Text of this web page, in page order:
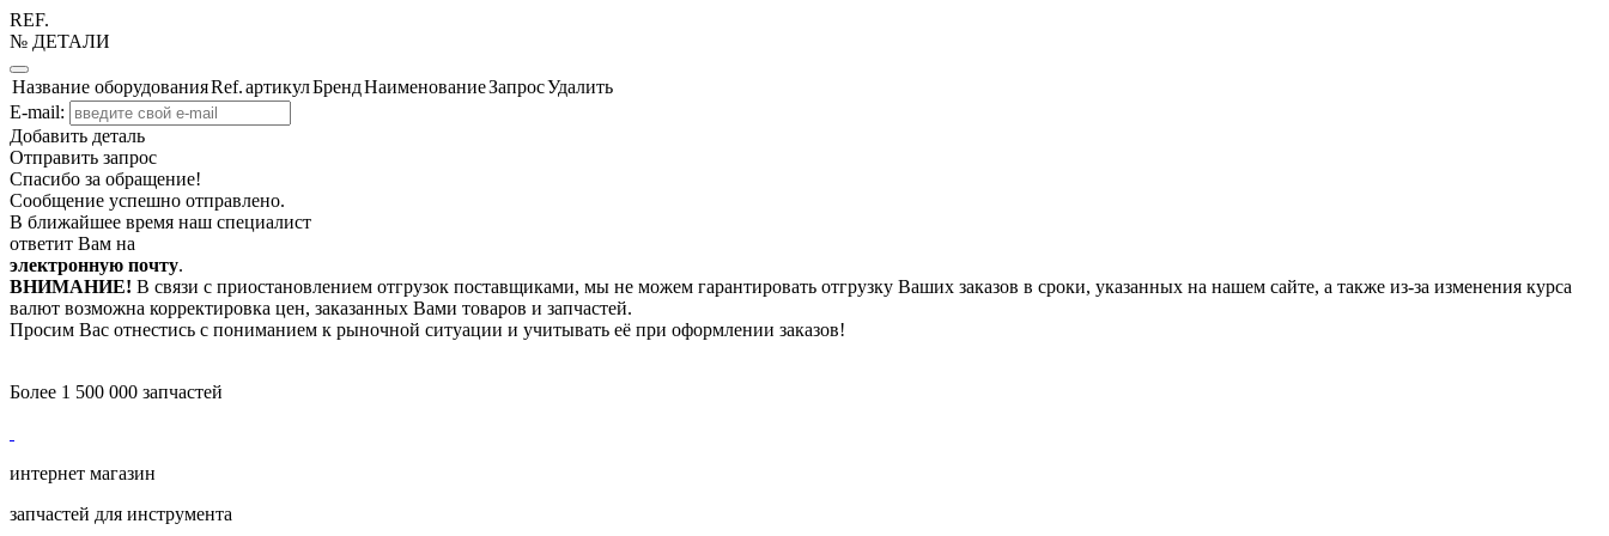
REF.
№ ДЕТАЛИ
Название оборудованияRef.артикулБрендНаименованиеЗапросУдалить
E-mail:
Добавить деталь
Отправить запрос
Спасибо за обращение!
Сообщение успешно отправлено.
В ближайшее время наш специалист
ответит Вам на
электронную почту.
ВНИМАНИЕ! В связи с приостановлением отгрузок поставщиками, мы не можем гарантировать отгрузку Ваших заказов в сроки, указанных на нашем сайте, а также из-за изменения курса
валют возможна корректировка цен, заказанных Вами товаров и запчастей.
Просим Вас отнестись с пониманием к рыночной ситуации и учитывать её при оформлении заказов!
Более 1 500 000 запчастей
интернет магазин
запчастей для инструмента